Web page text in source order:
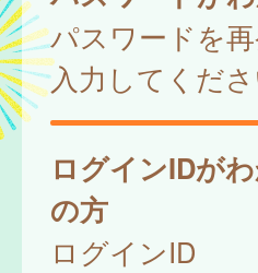
パスワードを
入力してくださ
ログインIDが
の方
ログインID